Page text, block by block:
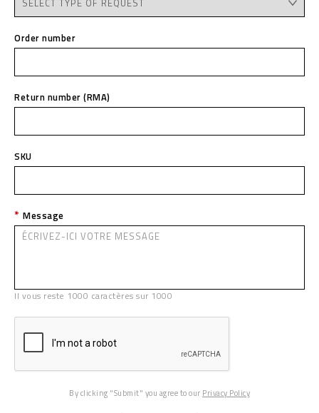
Order number
Return number (RMA)
SKU
Message
Il vous reste 1000 caractères sur 1000
By clicking "Submit" you agree to our Privacy Policy